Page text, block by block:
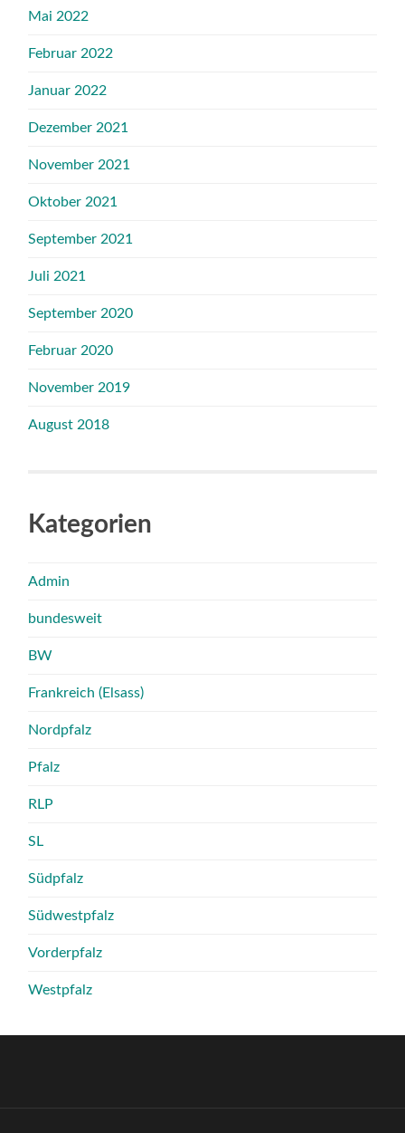
Mai 2022
Februar 2022
Januar 2022
Dezember 2021
November 2021
Oktober 2021
September 2021
Juli 2021
September 2020
Februar 2020
November 2019
August 2018
Kategorien
Admin
bundesweit
BW
Frankreich (Elsass)
Nordpfalz
Pfalz
RLP
SL
Südpfalz
Südwestpfalz
Vorderpfalz
Westpfalz